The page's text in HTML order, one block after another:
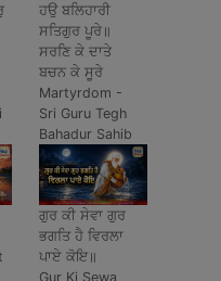
ਹਉ ਬਲਿਹਾਰੀ
ਸਤਿਗੁਰ ਪੂਰੇ॥
ਸਰਣਿ ਕੇ ਦਾਤੇ
ਬਚਨ ਕੇ ਸੂਰੇ
Martyrdom -
Sri Guru Tegh
Bahadur Sahib
ਗੁਰ ਕੀ ਸੇਵਾ ਗੁਰ
ਭਗਤਿ ਹੈ ਵਿਰਲਾ
ਪਾਏ ਕੋਇ॥
Gur Ki Sewa